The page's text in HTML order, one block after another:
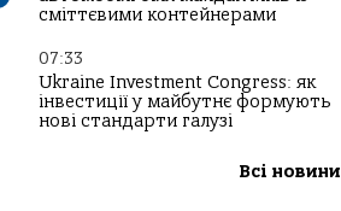
сміттєвими контейнерами
07:33
Ukraine Investment Congress: як
інвестиції у майбутнє формують
нові стандарти галузі
Всі новини